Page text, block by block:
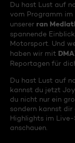
Du hast Lust auf
vom Programm im
unserer ran
spannende
Motorsport. Und
haben wir mit
Reportagen für
Du hast Lust auf
kannst du jetzt
du nicht nur ein
sondern kannst
Highlights im
anschauen.